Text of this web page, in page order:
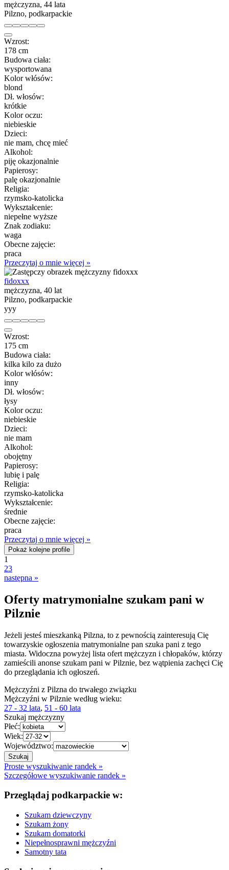
mężczyzna, 44 lata
Pilzno, podkarpackie
Wzrost:
178 cm
Budowa ciała:
wysportowana
Kolor włósów:
blond
Dł. włosów:
krótkie
Kolor oczu:
niebieskie
Dzieci:
nie mam, chcę mieć
Alkohol:
piję okazjonalnie
Papierosy:
palę okazjonalnie
Religia:
rzymsko-katolicka
Wykształcenie:
niepełne wyższe
Znak zodiaku:
waga
Obecne zajęcie:
praca
Przeczytaj o mnie więcej »
fidoxxx
mężczyzna, 40 lat
Pilzno, podkarpackie
yyy
Wzrost:
175 cm
Budowa ciała:
kilka kilo za dużo
Kolor włósów:
inny
Dł. włosów:
łysy
Kolor oczu:
niebieskie
Dzieci:
nie mam
Alkohol:
obojętny
Papierosy:
lubię i palę
Religia:
rzymsko-katolicka
Wykształcenie:
średnie
Obecne zajęcie:
praca
Przeczytaj o mnie więcej »
Pokaż kolejne profile
1
23
następna »
Oferty matrymonialne szukam pani w
Pilznie
Jeżeli jesteś mieszkanką Pilzna, to z pewnością zainteresują Cię
towarzyskie ogłoszenia matrymonialne pan szuka pani z tego
miasta. Widoczna powyżej lista ofert mężczyzn i chłopaków, którzy
zamieścili anonse szukam pani w Pilznie, bez wątpienia zachęci Cię
do przeglądania ich ogłoszeń.
Mężczyźni z Pilzna do trwałego związku
Mężczyźni w Pilznie według wieku:
27 - 32 lata, 51 - 60 lata
Szukaj mężczyzny
Płeć:
Wiek:
Województwo:
Proste wyszukiwanie randek »
Szczegółowe wyszukiwanie randek »
Przeglądaj podkarpackie w:
Szukam dziewczyny
Szukam żony
Szukam domatorki
Niepełnosprawni mężczyźni
Samotny tata